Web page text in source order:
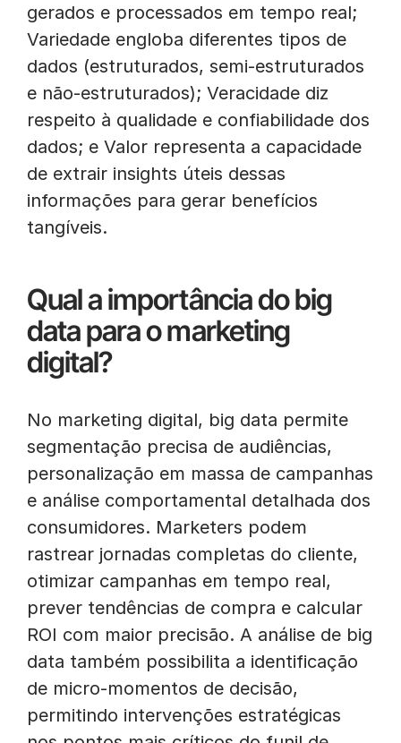
gerados e processados em tempo real;
Variedade engloba diferentes tipos de
dados (estruturados, semi-estruturados
e não-estruturados); Veracidade diz
respeito à qualidade e confiabilidade dos
dados; e Valor representa a capacidade
de extrair insights úteis dessas
informações para gerar benefícios
tangíveis.
Qual a importância do big
data para o marketing
digital?
No marketing digital, big data permite
segmentação precisa de audiências,
personalização em massa de campanhas
e análise comportamental detalhada dos
consumidores. Marketers podem
rastrear jornadas completas do cliente,
otimizar campanhas em tempo real,
prever tendências de compra e calcular
ROI com maior precisão. A análise de big
data também possibilita a identificação
de micro-momentos de decisão,
permitindo intervenções estratégicas